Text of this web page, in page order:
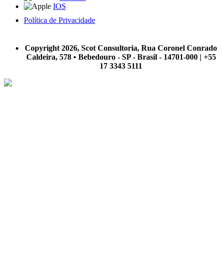
IOS
Política de Privacidade
Copyright 2026, Scot Consultoria, Rua Coronel Conrado
Caldeira, 578 • Bebedouro - SP - Brasil - 14701-000 | +55
17 3343 5111